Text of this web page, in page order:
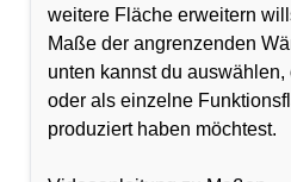
weitere Fläche erweitern
Maße der angrenzenden
unten kannst du
oder als einzelne
produziert haben möchtest.